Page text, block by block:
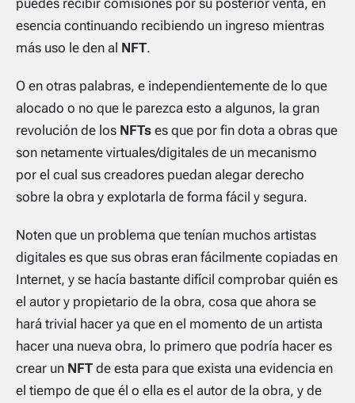
esencia continuando recibiendo un ingreso mientras
más uso le den al NFT.
O en otras palabras, e independientemente de lo que
alocado o no que le parezca esto a algunos, la gran
revolución de los NFTs es que por fin dota a obras que
son netamente virtuales/digitales de un mecanismo
por el cual sus creadores puedan alegar derecho
sobre la obra y explotarla de forma fácil y segura.
Noten que un problema que tenían muchos artistas
digitales es que sus obras eran fácilmente copiadas en
Internet, y se hacía bastante difícil comprobar quién es
el autor y propietario de la obra, cosa que ahora se
hará trivial hacer ya que en el momento de un artista
hacer una nueva obra, lo primero que podría hacer es
crear un NFT de esta para que exista una evidencia en
el tiempo de que él o ella es el autor de la obra, y de